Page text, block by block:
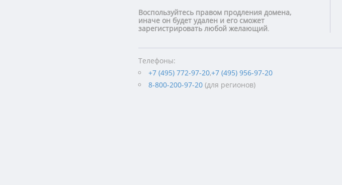
Воспользуйтесь правом продления домена,
иначе он будет удален и его сможет
зарегистрировать любой желающий.
Телефоны:
+7 (495) 772-97-20,+7 (495) 956-97-20
8-800-200-97-20 (для регионов)